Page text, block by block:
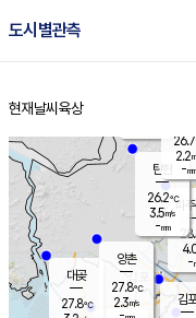
도시별관측
홈
현재날씨 육상
파
4.0
-
대곶
27.8℃
탄현
26.2℃
3.5m/s
-mm
김포
양촌
27.8℃
2.3m/s
26.7
2.2
-mm